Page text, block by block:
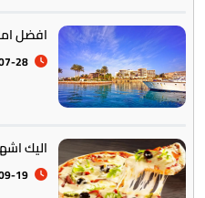
أستراليا || أوقيانوسيا
افضل
07-28
اليك اشهر
09-19